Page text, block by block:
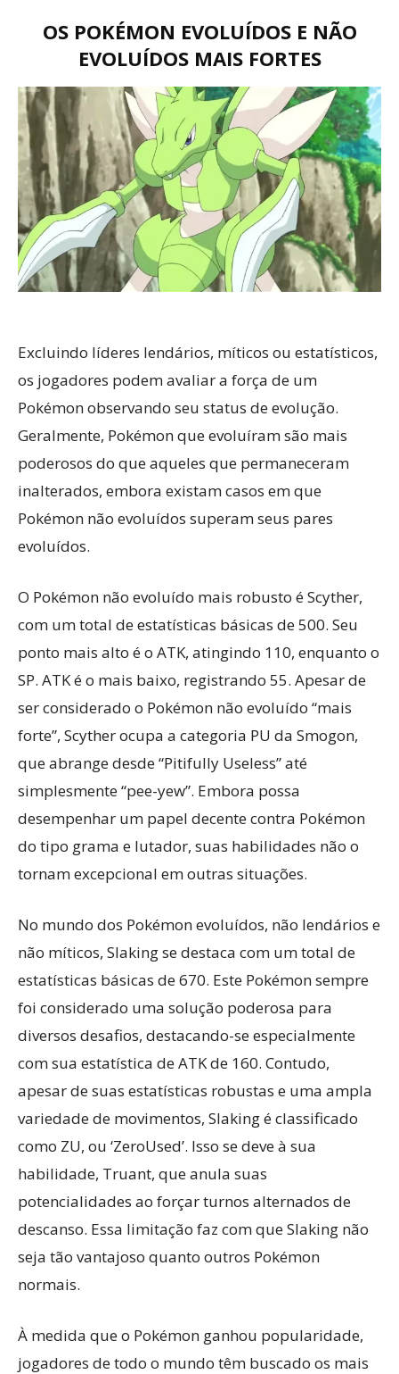
OS POKÉMON EVOLUÍDOS E NÃO
EVOLUÍDOS MAIS FORTES
Excluindo líderes lendários, míticos ou estatísticos,
os jogadores podem avaliar a força de um
Pokémon observando seu status de evolução.
Geralmente, Pokémon que evoluíram são mais
poderosos do que aqueles que permaneceram
inalterados, embora existam casos em que
Pokémon não evoluídos superam seus pares
evoluídos.
O Pokémon não evoluído mais robusto é Scyther,
com um total de estatísticas básicas de 500. Seu
ponto mais alto é o ATK, atingindo 110, enquanto o
SP. ATK é o mais baixo, registrando 55. Apesar de
ser considerado o Pokémon não evoluído “mais
forte”, Scyther ocupa a categoria PU da Smogon,
que abrange desde “Pitifully Useless” até
simplesmente “pee-yew”. Embora possa
desempenhar um papel decente contra Pokémon
do tipo grama e lutador, suas habilidades não o
tornam excepcional em outras situações.
No mundo dos Pokémon evoluídos, não lendários e
não míticos, Slaking se destaca com um total de
estatísticas básicas de 670. Este Pokémon sempre
foi considerado uma solução poderosa para
diversos desafios, destacando-se especialmente
com sua estatística de ATK de 160. Contudo,
apesar de suas estatísticas robustas e uma ampla
variedade de movimentos, Slaking é classificado
como ZU, ou ‘ZeroUsed’. Isso se deve à sua
habilidade, Truant, que anula suas
potencialidades ao forçar turnos alternados de
descanso. Essa limitação faz com que Slaking não
seja tão vantajoso quanto outros Pokémon
normais.
À medida que o Pokémon ganhou popularidade,
jogadores de todo o mundo têm buscado os mais